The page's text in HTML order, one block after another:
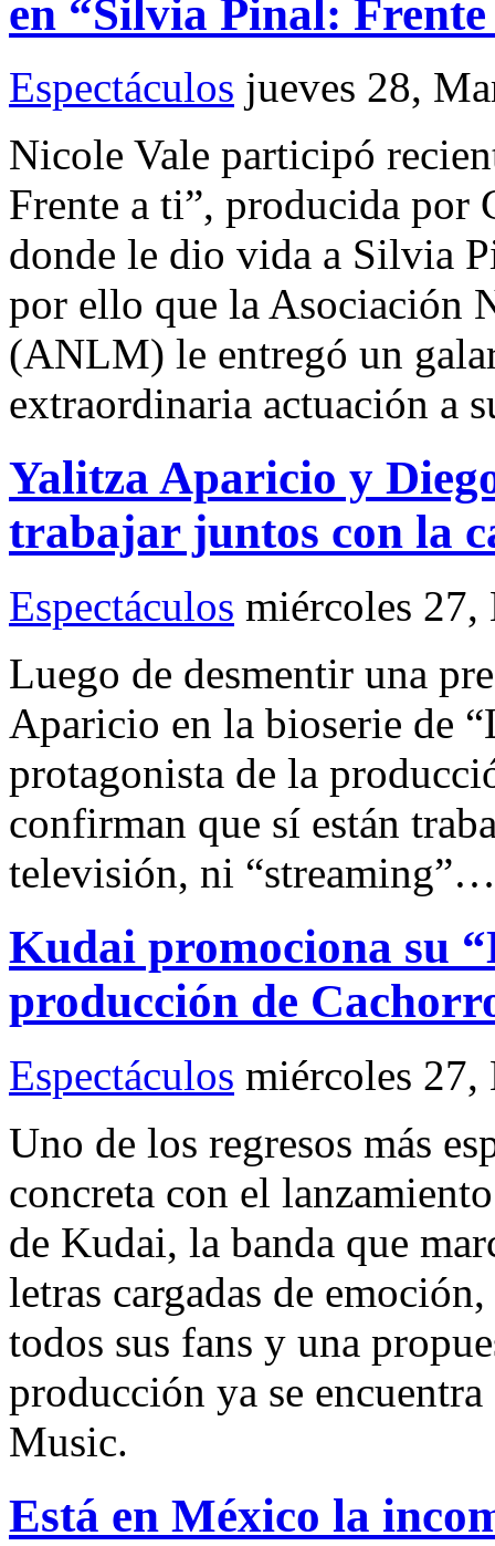
en “Silvia Pinal:
Espectáculos jueves 28,
Nicole Vale participó
Frente a ti”, producida por
donde le dio vida a Silvia
por ello que la Asociación
(ANLM) le entregó un
extraordinaria actuación a
Yalitza Aparicio y
trabajar juntos con la
Espectáculos miércoles 27,
Luego de desmentir una
Aparicio en la bioserie de
protagonista de la
confirman que sí están
televisión, ni “streaming”…
Kudai promociona su
producción de
Espectáculos miércoles 27,
Uno de los regresos más
concreta con el
de Kudai, la banda que
letras cargadas de
todos sus fans y una
producción ya se
Music.
Está en México la